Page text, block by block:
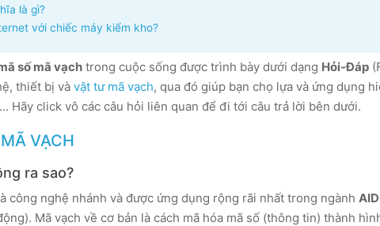
là gì?
với chiếc máy kiểm kho?
số mã vạchtrong cuộc sống được trình bày dưới dạng Hỏi-Đáp
thiết bị và vật tư mã vạch, qua đó giúp bạn chọ lựa và ứng dụng
Hãy click vô các câu hỏi liên quan để đi tới câu trả lời bên dưới.
VẠCH
ra sao?
công nghệ nhánh và được ứng dụng rộng rãi nhất trong ngành
Mã vạch về cơ bản là cách mã hóa mã số (thông tin) thành